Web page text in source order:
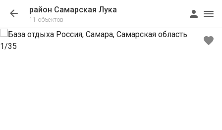
район Самарская Лука
11 объектов
1/35